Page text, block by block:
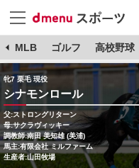
MLB ゴルフ 高校野球
牝7 栗毛 現役
シナモンロール
父:ストロングリターン
母:サクラヴィッキー
調教師:南田 美知雄 (美浦)
馬主:有限会社 ミルファーム
生産者:山田牧場